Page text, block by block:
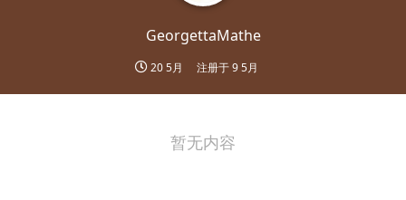
GeorgettaMathe
20 5月 注册于9 5月
暂无内容